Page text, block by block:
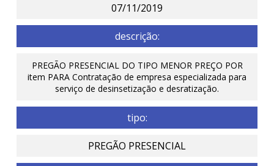
07/11/2019
descrição:
PREGÃO PRESENCIAL DO TIPO MENOR PREÇO POR
item PARA Contratação de empresa especializada para
serviço de desinsetização e desratização.
tipo:
PREGÃO PRESENCIAL